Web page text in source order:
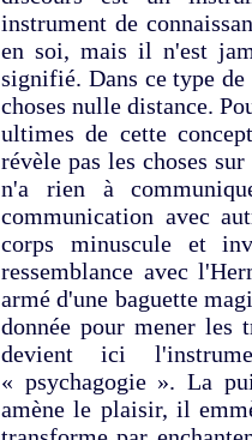
instrument de
en soi, mais il n'est
signifié. Dans ce type
choses nulle distance.
ultimes de cette
révèle pas les choses
n'a rien à
communication avec
corps minuscule et
ressemblance avec
armé d'une baguette
donnée pour mener les
devient ici
« psychagogie ». La
amène le plaisir, il